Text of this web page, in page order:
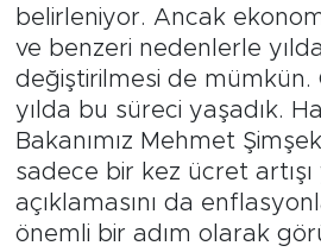
belirleniyor. Ancak
ve benzeri nedenlerle
değiştirilmesi de mümkün.
yılda bu süreci yaşadık.
Bakanımız Mehmet
sadece bir kez ücret artışı
açıklamasını da
önemli bir adım olarak
Politika
Resmi İlanlar
Sağlık
Spor